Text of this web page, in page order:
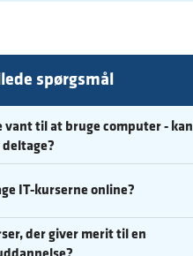
spørgsmål
vant til at bruge computer - kan
deltage?
IT-kurserne online?
der giver merit til en